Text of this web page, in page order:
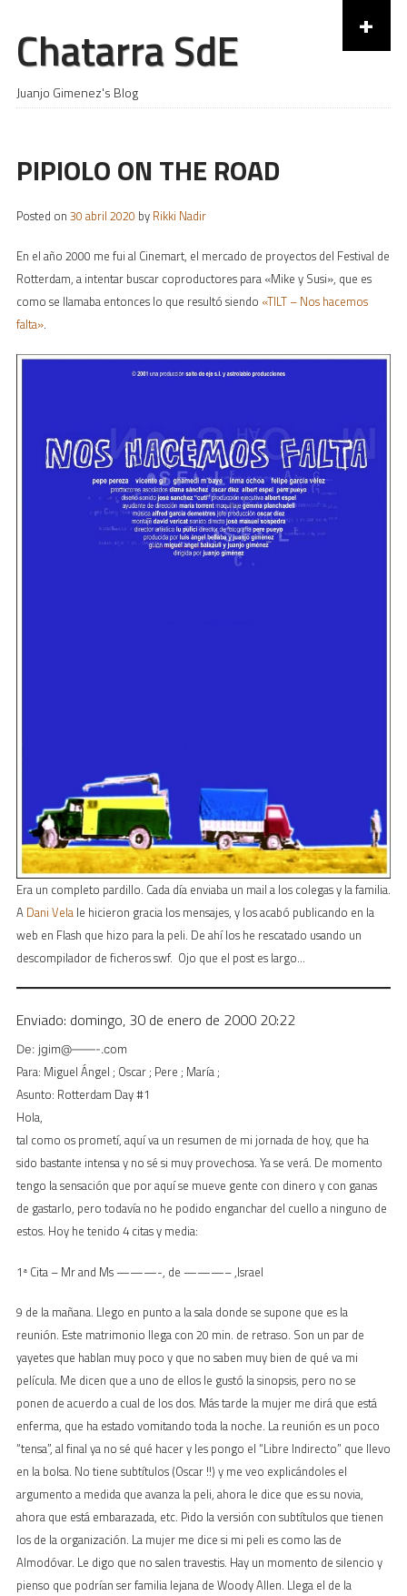
Chatarra SdE
Juanjo Gimenez's Blog
+
Skip to content
PIPIOLO ON THE ROAD
Posted on 30 abril 2020 by Rikki Nadir
En el año 2000 me fui al Cinemart, el mercado de proyectos del Festival de
Rotterdam, a intentar buscar coproductores para «Mike y Susi», que es
como se llamaba entonces lo que resultó siendo «TILT – Nos hacemos
falta».
Era un completo pardillo. Cada día enviaba un mail a los colegas y la familia.
A Dani Velale hicieron gracia los mensajes, y los acabó publicando en la
web en Flash que hizo para la peli. De ahí los he rescatado usando un
descompilador de ficheros swf. Ojo que el post es largo…
Enviado: domingo, 30 de enero de 2000 20:22
De: jgim@——-.com
Para: Miguel Ángel ; Oscar ; Pere ; María ;
Asunto: Rotterdam Day #1
Hola,
tal como os prometí, aquí va un resumen de mi jornada de hoy, que ha
sido bastante intensa y no sé si muy provechosa. Ya se verá. De momento
tengo la sensación que por aquí se mueve gente con dinero y con ganas
de gastarlo, pero todavía no he podido enganchar del cuello a ninguno de
estos. Hoy he tenido 4 citas y media:
1ª Cita – Mr and Ms ———-, de ———– ,Israel
9 de la mañana. Llego en punto a la sala donde se supone que es la
reunión. Este matrimonio llega con 20 min. de retraso. Son un par de
yayetes que hablan muy poco y que no saben muy bien de qué va mi
película. Me dicen que a uno de ellos le gustó la sinopsis, pero no se
ponen de acuerdo a cual de los dos. Más tarde la mujer me dirá que está
enferma, que ha estado vomitando toda la noche. La reunión es un poco
“tensa”, al final ya no sé qué hacer y les pongo el “Libre Indirecto” que llevo
en la bolsa. No tiene subtítulos (Oscar !!) y me veo explicándoles el
argumento a medida que avanza la peli, ahora le dice que es su novia,
ahora que está embarazada, etc. Pido la versión con subtítulos que tienen
los de la organización. La mujer me dice si mi peli es como las de
Almodóvar. Le digo que no salen travestis. Hay un momento de silencio y
pienso que podrían ser familia lejana de Woody Allen. Llega el de la